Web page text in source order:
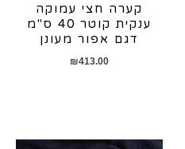
קערה חצי עמוקה
ענקית קוטר 40 ס"מ
דגם אפור מעונן
₪413.00